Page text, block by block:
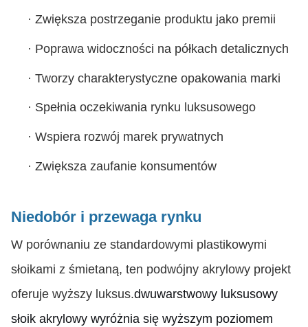
· Zwiększa postrzeganie produktu jako premii
· Poprawa widoczności na półkach detalicznych
· Tworzy charakterystyczne opakowania marki
· Spełnia oczekiwania rynku luksusowego
· Wspiera rozwój marek prywatnych
· Zwiększa zaufanie konsumentów
Niedobór i przewaga rynku
W porównaniu ze standardowymi plastikowymi
słoikami z śmietaną, ten podwójny akrylowy projekt
oferuje wyższy luksus.dwuwarstwowy luksusowy
słoik akrylowy wyróżnia się wyższym poziomem